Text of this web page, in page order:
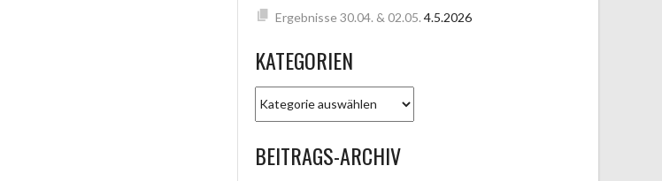
Ergebnisse 30.04. & 02.05. 4.5.2026
KATEGORIEN
BEITRAGS-ARCHIV